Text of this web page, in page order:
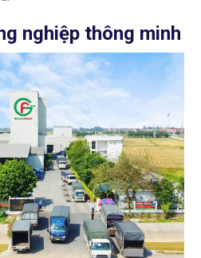
nghiệp thông minh